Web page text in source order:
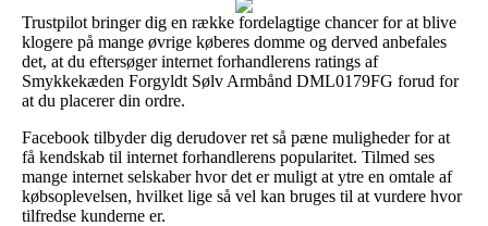
Trustpilot bringer dig en række fordelagtige chancer for at blive
klogere på mange øvrige køberes domme og derved anbefales
det, at du eftersøger internet forhandlerens ratings af
Smykkekæden Forgyldt Sølv Armbånd DML0179FG forud for
at du placerer din ordre.
Facebook tilbyder dig derudover ret så pæne muligheder for at
få kendskab til internet forhandlerens popularitet. Tilmed ses
mange internet selskaber hvor det er muligt at ytre en omtale af
købsoplevelsen, hvilket lige så vel kan bruges til at vurdere hvor
tilfredse kunderne er.